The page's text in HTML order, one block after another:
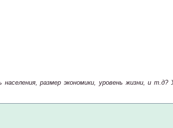
размер экономики, уровень жизни, и